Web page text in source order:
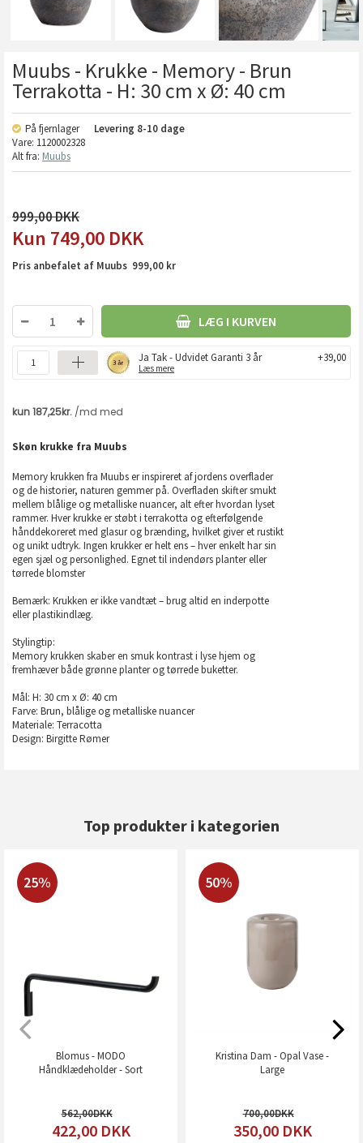
Muubs - Krukke - Memory - Brun
Terrakotta - H: 30 cm x Ø: 40 cm
På fjernlager Levering 8-10 dage
Vare: 1120002328
Alt fra: Muubs
999,00
749,00 DKK
Pris anbefalet af Muubs 999,00 kr
LÆG I KURVEN
Ja Tak - Udvidet Garanti 3 år
Læs mere
+39,00
Skøn krukke fra Muubs
Memory krukken fra Muubs er inspireret af jordens overflader
og de historier, naturen gemmer på. Overfladen skifter smukt
mellem blålige og metalliske nuancer, alt efter hvordan lyset
rammer. Hver krukke er støbt i terrakotta og efterfølgende
hånddekoreret med glasur og brænding, hvilket giver et rustikt
og unikt udtryk. Ingen krukker er helt ens – hver enkelt har sin
egen sjæl og personlighed. Egnet til indendørs planter eller
tørrede blomster
Bemærk: Krukken er ikke vandtæt – brug altid en inderpotte
eller plastikindlæg.
Stylingtip:
Memory krukken skaber en smuk kontrast i lyse hjem og
fremhæver både grønne planter og tørrede buketter.
Mål: H: 30 cm x Ø: 40 cm
Farve: Brun, blålige og metalliske nuancer
Materiale: Terracotta
Design: Birgitte Rømer
Top produkter i kategorien
25%
Blomus - MODO
Håndklædeholder - Sort
562,00
422,00 DKK
50%
Kristina Dam - Opal Vase -
Large
700,00
350,00 DKK